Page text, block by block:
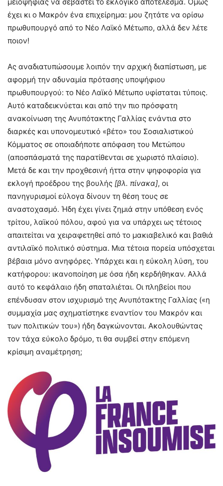
μειοψηφίας να σεβαστεί το εκλογικό αποτέλεσμα. Όμως
έχει κι ο Μακρόν ένα επιχείρημα: μου ζητάτε να ορίσω
πρωθυπουργό από το Νέο Λαϊκό Μέτωπο, αλλά δεν λέτε
ποιον!
Ας αναδιατυπώσουμε λοιπόν την αρχική διαπίστωση, με
αφορμή την αδυναμία πρότασης υποψήφιου
πρωθυπουργού: το Νέο Λαϊκό Μέτωπο υφίσταται τύποις.
Αυτό καταδεικνύεται και από την πιο πρόσφατη
ανακοίνωση της Ανυπότακτης Γαλλίας ενάντια στο
διαρκές και υπονομευτικό «βέτο» του Σοσιαλιστικού
Κόμματος σε οποιαδήποτε απόφαση του Μετώπου
(αποσπάσματά της παρατίθενται σε χωριστό πλαίσιο).
Μετά δε και την προχθεσινή ήττα στην ψηφοφορία για
εκλογή προέδρου της βουλής [βλ. πίνακα], οι
πανηγυρισμοί εύλογα δίνουν τη θέση τους σε
αναστοχασμό. Ήδη έχει γίνει ζημιά στην υπόθεση ενός
τρίτου, λαϊκού πόλου, αφού για να υπάρχει ως τέτοιος
απαιτείται να χειραφετηθεί από το μακιαβελικό και βαθιά
αντιλαϊκό πολιτικό σύστημα. Μια τέτοια πορεία υπόσχεται
βέβαια μόνο ανηφόρες. Υπάρχει και η εύκολη λύση, του
κατήφορου: ικανοποίηση με όσα ήδη κερδήθηκαν. Αλλά
αυτό το κεφάλαιο ήδη σπαταλιέται. Οι πληβείοι που
επένδυσαν στον ισχυρισμό της Ανυπότακτης Γαλλίας («η
συμμαχία μας σχηματίστηκε εναντίον του Μακρόν και
των πολιτικών του») ήδη δαγκώνονται. Ακολουθώντας
τον τάχα εύκολο δρόμο, τι θα συμβεί στην επόμενη
κρίσιμη αναμέτρηση;